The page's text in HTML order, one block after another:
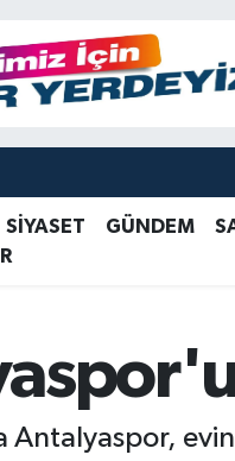
SİYASET GÜNDEM
Antalyaspor,